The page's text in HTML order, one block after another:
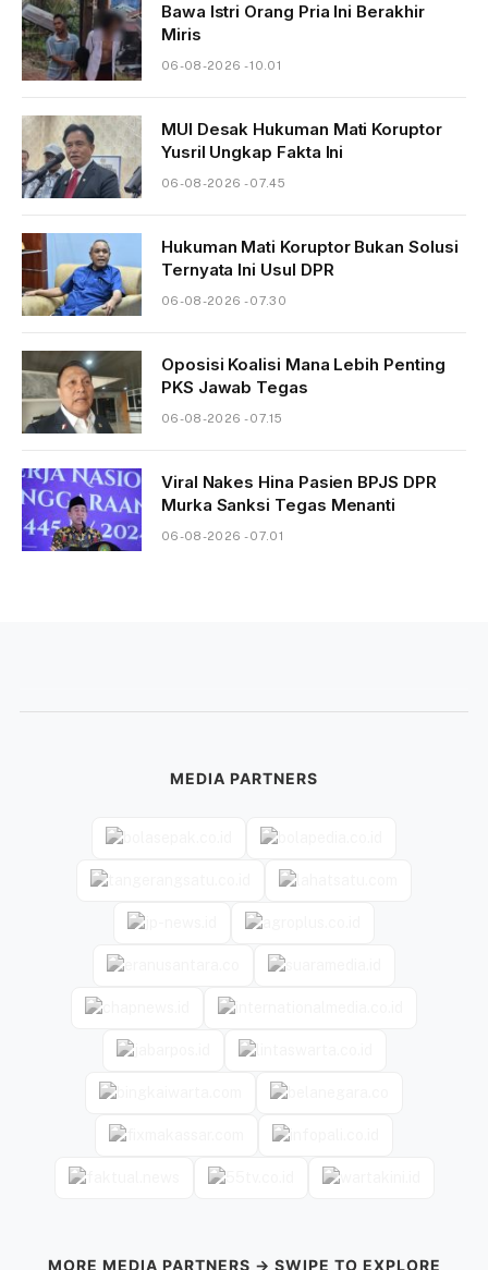
Bawa Istri Orang Pria Ini Berakhir
Miris
06-08-2026 - 10.01
MUI Desak Hukuman Mati Koruptor
Yusril Ungkap Fakta Ini
06-08-2026 - 07.45
Hukuman Mati Koruptor Bukan Solusi
Ternyata Ini Usul DPR
06-08-2026 - 07.30
Oposisi Koalisi Mana Lebih Penting
PKS Jawab Tegas
06-08-2026 - 07.15
Viral Nakes Hina Pasien BPJS DPR
Murka Sanksi Tegas Menanti
06-08-2026 - 07.01
MEDIA PARTNERS
MORE MEDIA PARTNERS → SWIPE TO EXPLORE